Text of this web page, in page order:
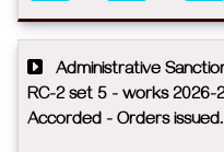
Administrative
RC-2 set 5 - works 2026-
Accorded - Orders